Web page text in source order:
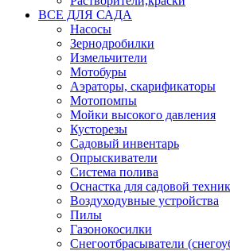
ВСЕ ДЛЯ САДА
Насосы
Зернодробилки
Измельчители
Мотобуры
Аэраторы, скарификаторы
Мотопомпы
Мойки высокого давления
Кусторезы
Садовый инвентарь
Опрыскиватели
Система полива
Оснастка для садовой
Воздуходувные устройства
Пилы
Газонокосилки
Снегоотбрасыватели